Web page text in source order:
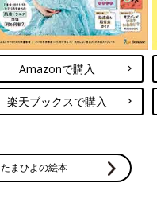
Amazonで購入
楽天ブックスで購入
たまひよの絵本